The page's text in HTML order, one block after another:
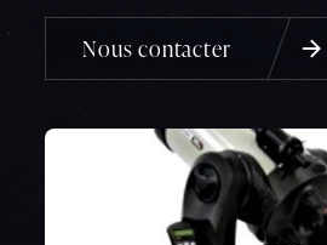
Nous contacter